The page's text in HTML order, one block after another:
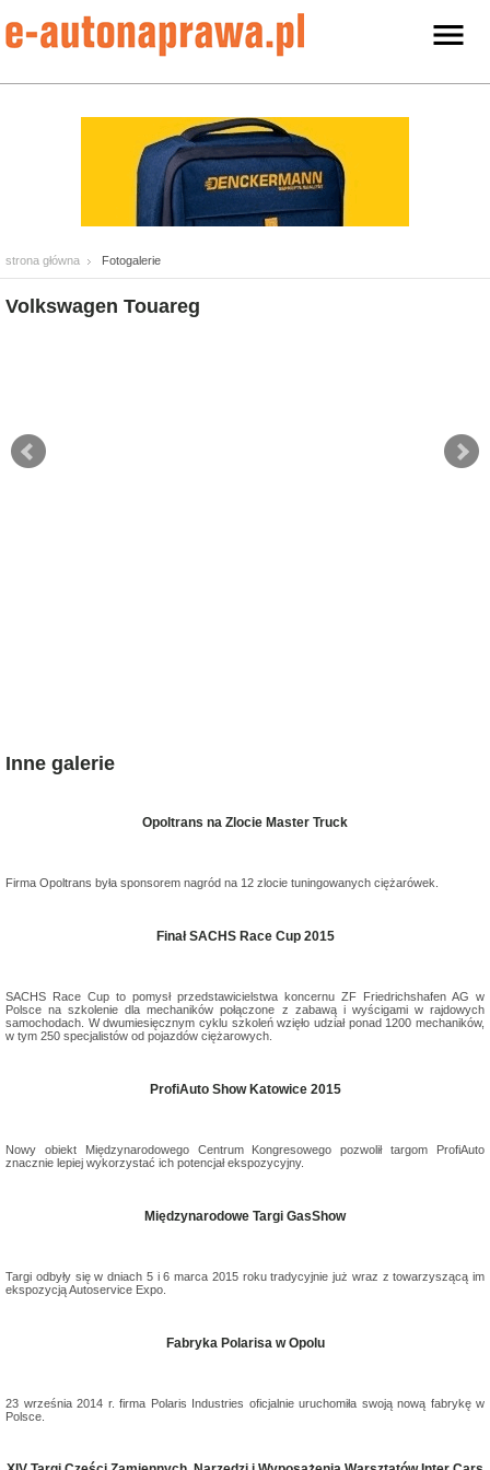
strona główna Fotogalerie
Volkswagen Touareg
Inne galerie
Opoltrans na Zlocie Master Truck
Firma Opoltrans była sponsorem nagród na 12 zlocie tuningowanych ciężarówek.
Finał SACHS Race Cup 2015
SACHS Race Cup to pomysł przedstawicielstwa koncernu ZF Friedrichshafen AG w
Polsce na szkolenie dla mechaników połączone z zabawą i wyścigami w rajdowych
samochodach. W dwumiesięcznym cyklu szkoleń wzięło udział ponad 1200 mechaników,
w tym 250 specjalistów od pojazdów ciężarowych.
ProfiAuto Show Katowice 2015
Nowy obiekt Międzynarodowego Centrum Kongresowego pozwolił targom ProfiAuto
znacznie lepiej wykorzystać ich potencjał ekspozycyjny.
Międzynarodowe Targi GasShow
Targi odbyły się w dniach 5 i 6 marca 2015 roku tradycyjnie już wraz z towarzyszącą im
ekspozycją Autoservice Expo.
Fabryka Polarisa w Opolu
23 września 2014 r. firma Polaris Industries oficjalnie uruchomiła swoją nową fabrykę w
Polsce.